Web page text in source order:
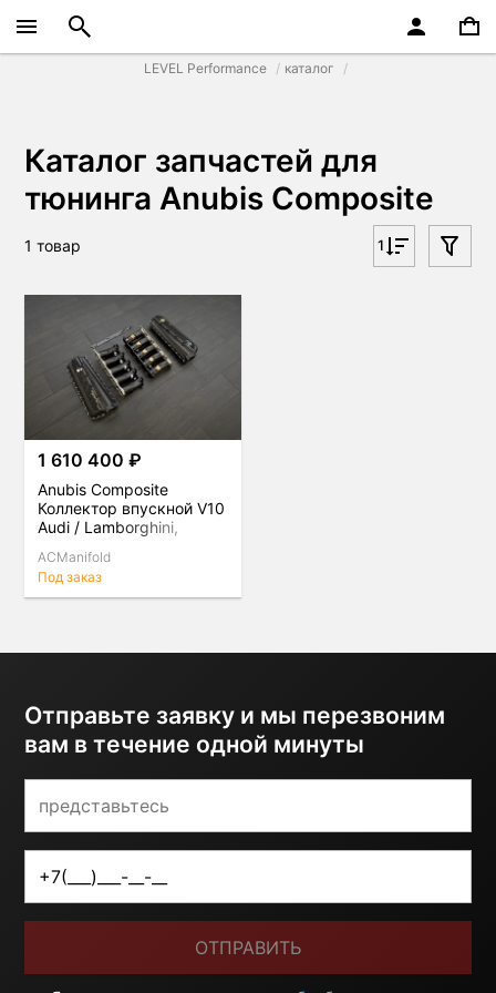
LEVEL Performance каталог
Каталог запчастей для
тюнинга Anubis Composite
1 товар 1
1 610 400 ₽
Anubis Composite
Коллектор впускной V10
Audi / Lamborghini,
ACManifold
Под заказ
Отправьте заявку и мы перезвоним
вам в течение одной минуты
ОТПРАВИТЬ